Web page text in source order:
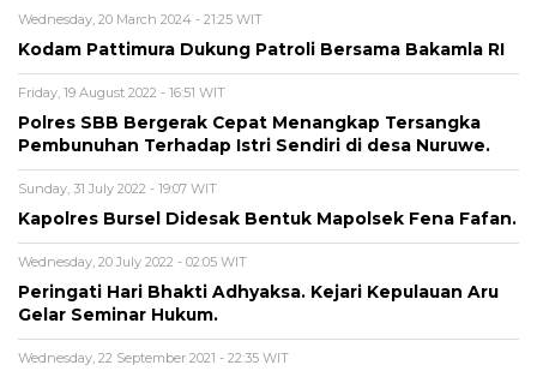
Wednesday, 20 March 2024 - 21:25 WIT
Kodam Pattimura Dukung Patroli Bersama Bakamla RI
Friday, 19 August 2022 - 16:51 WIT
Polres SBB Bergerak Cepat Menangkap Tersangka
Pembunuhan Terhadap Istri Sendiri di desa Nuruwe.
Sunday, 31 July 2022 - 19:07 WIT
Kapolres Bursel Didesak Bentuk Mapolsek Fena Fafan.
Wednesday, 20 July 2022 - 02:05 WIT
Peringati Hari Bhakti Adhyaksa. Kejari Kepulauan Aru
Gelar Seminar Hukum.
Wednesday, 22 September 2021 - 22:35 WIT